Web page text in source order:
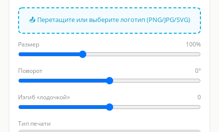
📤 Перетащите или выберите логотип (PNG/JPG/SVG)
Размер 100%
Поворот 0°
Изгиб «лодочкой» 0
Тип печати